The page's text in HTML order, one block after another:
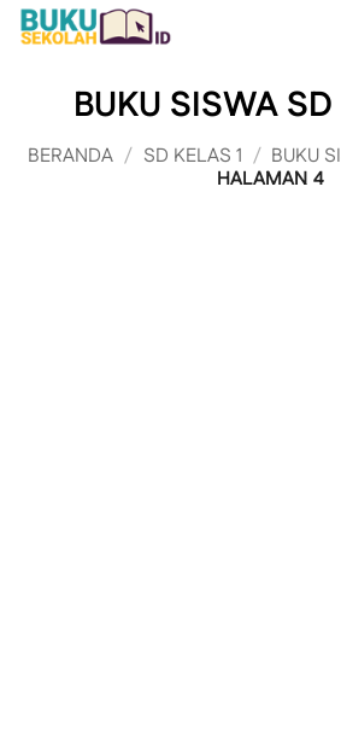
Skip
BUKU SISWA SD
BERANDA / SD KELAS 1 / BUKU
HALAMAN 4